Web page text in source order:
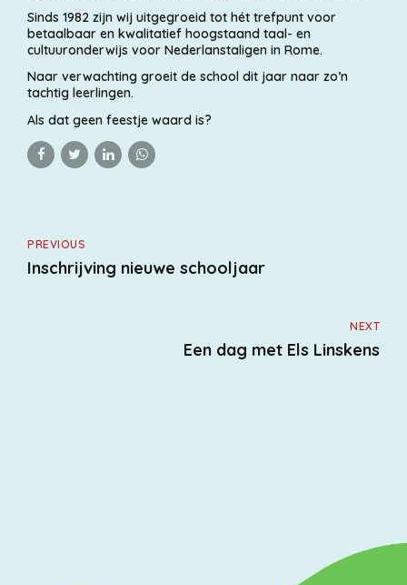
Sinds 1982 zijn wij uitgegroeid tot hét trefpunt voor
betaalbaar en kwalitatief hoogstaand taal- en
cultuuronderwijs voor Nederlanstaligen in Rome.
Naar verwachting groeit de school dit jaar naar zo’n
tachtig leerlingen.
Als dat geen feestje waard is?
PREVIOUS
Inschrijving nieuwe schooljaar
NEXT
Een dag met Els Linskens